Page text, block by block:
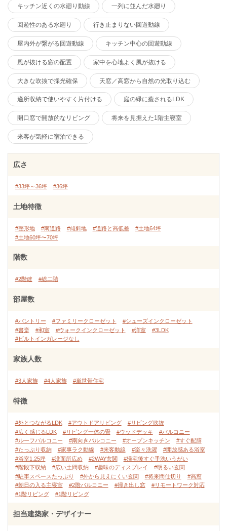
キッチン近くの水廻り動線 一列に並んだ水廻り
回遊性のある水廻り 行き止まりない回遊動線
屋内外が繋がる回遊動線 キッチン中心の回遊動線
風が抜ける窓の配置 家中を心地よく風が抜ける
大きな吹抜で採光確保 天窓／高窓から自然の光取り込む
適所収納で使いやすく片付ける 庭の緑に癒されるLDK
開口窓で開放的なリビング 将来を見据えた1階主寝室
来客が気軽に宿泊できる
広さ
#33坪～36坪 #36坪
土地特徴
#整形地 #南道路 #傾斜地 #道路と高低差
#土地64坪
#土地60坪〜70坪
階数
#2階建 #総二階
部屋数
#パントリー #ファミリークローゼット
#シューズインクローゼット
#書斎
#和室 #ウォークインクローゼット #洋室
#3LDK
#ビルトインガレージなし
家族人数
#3人家族 #4人家族 #単世帯住宅
特徴
#外とつながるLDK #アウトドアリビング
#リビング吹抜
#広く感じるLDK
#リビング一体の畳 #ウッドデッキ
#バルコニー
#ルーフバルコニー
#南向きバルコニー #オープンキッチン
#すぐ配膳
#たっぷり収納
#家事ラク動線 #来客動線 #楽々洗濯
#開放感ある浴室
#浴室1.25坪
#洗面所広め #2WAY玄関
#帰宅後すぐ手洗いうがい
#階段下収納
#広い土間収納 #趣味のディスプレイ
#明るい玄関
#駐車スペースたっぷり
#外から見えにくい玄関 #将来間仕切り
#高窓
#朝日の入る主寝室
#2階バルコニー #掃き出し窓
#リモートワーク対応
#1階リビング
#1階リビング
担当建築家・デザイナー